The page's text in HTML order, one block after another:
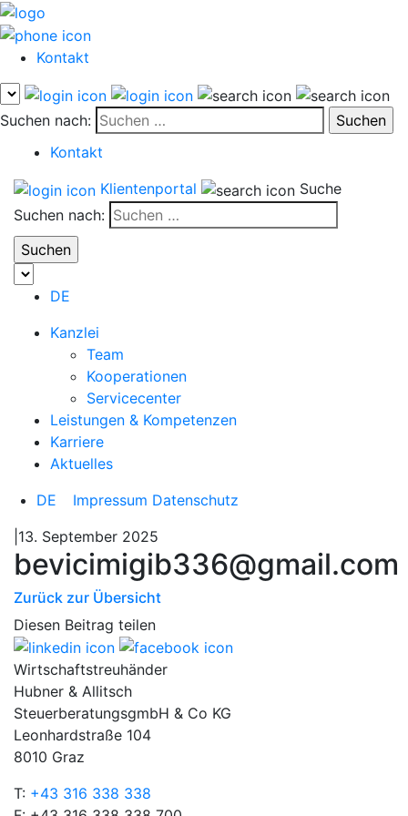
Kontakt
Suchen nach:
Kontakt
Klientenportal
Suche
Suchen nach:
DE
Kanzlei
Team
Kooperationen
Servicecenter
Leistungen & Kompetenzen
Karriere
Aktuelles
DE
Impressum Datenschutz
|13. September 2025
bevicimigib336@gmail.com
Zurück zur Übersicht
Diesen Beitrag teilen
Wirtschaftstreuhänder
Hubner & Allitsch
SteuerberatungsgmbH & Co KG
Leonhardstraße 104
8010 Graz
T: +43 316 338 338